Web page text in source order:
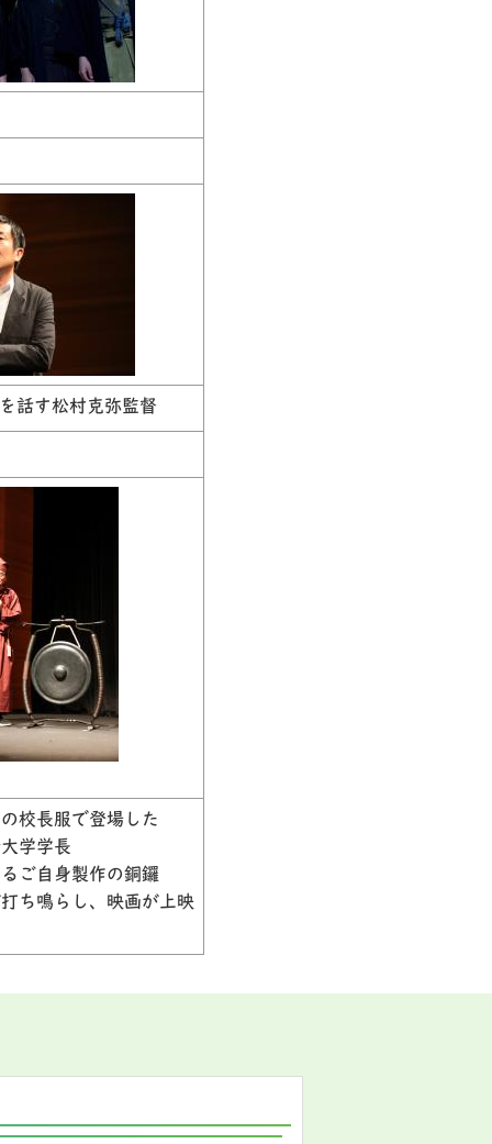
話す松村克弥監督
校長服で登場した
学学長
ご自身製作の銅鑼
ち鳴らし、映画が上映